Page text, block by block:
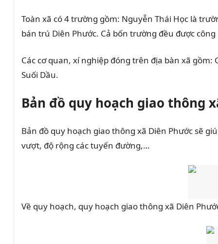
Toàn xã có 4 trường gồm: Nguyễn Thái Học là
bán trú Diên Phước. Cả bốn trường đều được
Các cơ quan, xí nghiệp đóng trên địa bàn xã
Suối Dầu.
Bản đồ quy hoạch giao thông
Bản đồ quy hoạch giao thông xã Diên Phước sẽ
vượt, độ rộng các tuyến đường,…
Về quy hoạch, quy hoạch giao thông xã Diên